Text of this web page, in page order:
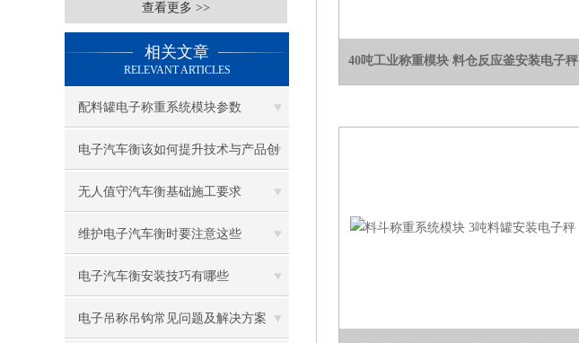
查看更多 >>
相关文章
RELEVANT ARTICLES
配料罐电子称重系统模块参数
电子汽车衡该如何提升技术与产品创
新？
无人值守汽车衡基础施工要求
维护电子汽车衡时要注意这些
电子汽车衡安装技巧有哪些
电子吊称吊钩常见问题及解决方案
40吨工业称重模块 料仓反应釜安装电子秤